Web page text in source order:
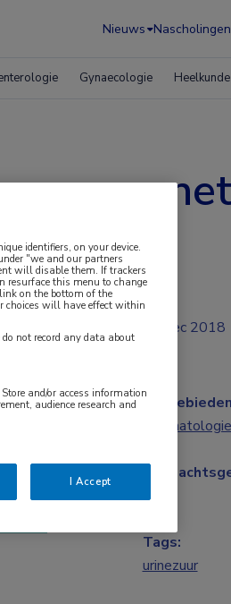
Nieuws Nascholingen
Gynaecologie Heelkunde
en
dec 2018
Reumatologie
Jicht
Tags:
urinezuur
identifiers, on your device.
"we and our partners
will disable them. If trackers
resurface this menu to change
on the bottom of the
choices will have effect within
not record any data about
and/or access information
audience research and
I Accept